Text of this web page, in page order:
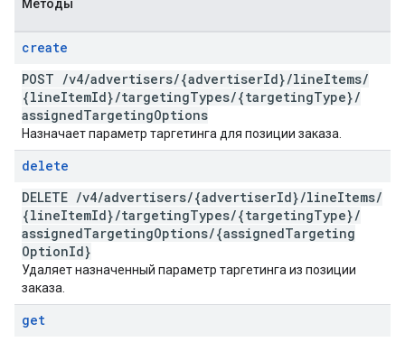
Методы
create
POST /v4/advertisers/{advertiserId}/lineItems/
{lineItemId}/targetingTypes/{targetingType}/
assignedTargetingOptions
Назначает параметр таргетинга для позиции заказа.
delete
DELETE /v4/advertisers/{advertiserId}/lineItems/
{lineItemId}/targetingTypes/{targetingType}/
assignedTargetingOptions/{assignedTargeting
OptionId}
Удаляет назначенный параметр таргетинга из позиции
заказа.
get